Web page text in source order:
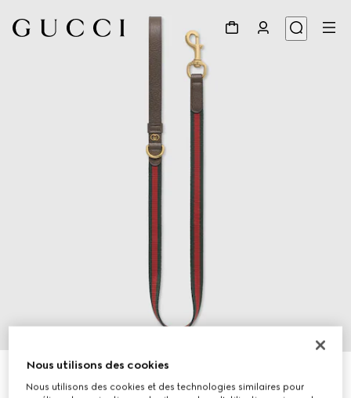
À personnaliser avec vos initiales
Laisse pour animal de compagnie taille S/M
Nous utilisons des cookies
Nous utilisons des cookies et des technologies similaires pour